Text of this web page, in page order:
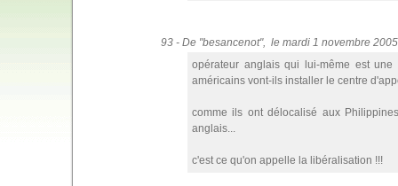
93 - De "besancenot", le mardi 1 novembre
opérateur anglais qui lui-même est
américains vont-ils installer le centre
comme ils ont délocalisé aux
anglais...
c'est ce qu'on appelle la libéralisation !!!